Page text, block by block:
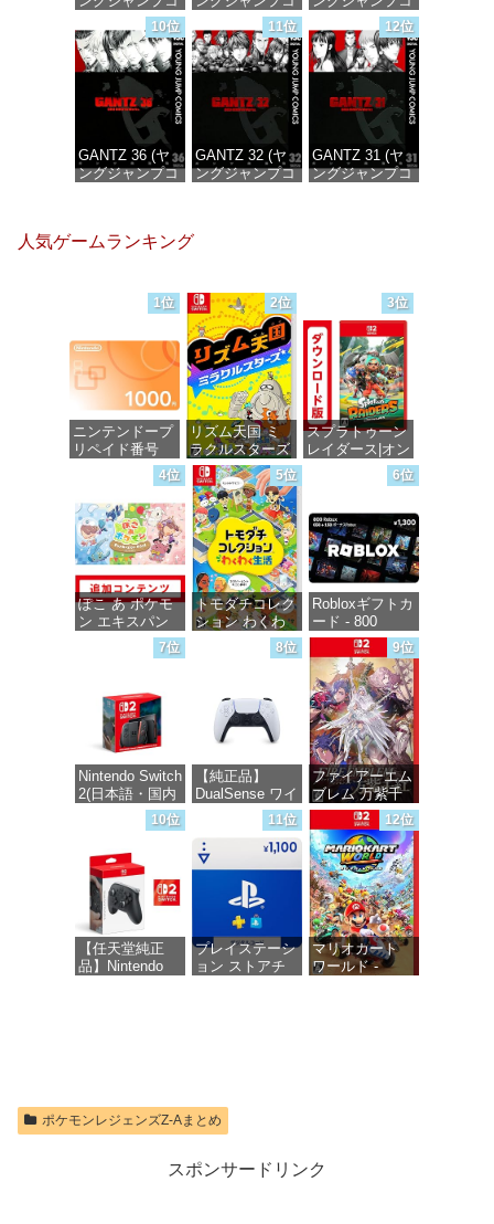
DIGITAL)
価格：¥100
DIGITAL)
価格：¥100
DIGITAL)
価格：¥100
10位
GANTZ 36 (ヤ
ングジャンプコ
価格：¥100
11位
GANTZ 32 (ヤ
ングジャンプコ
12位
GANTZ 31 (ヤ
ングジャンプコ
人気ゲームランキング
1位
ニンテンドープ
リペイド番号
1000円|オンラ
インコード版
価格：¥1,000
2位
リズム天国 ミ
ラクルスターズ
-Switch
価格：¥5,595
3位
スプラトゥーン
レイダース|オン
ラインコード版
4位
ぽこ あ ポケモ
ン エキスパン
ションパス|オン
ラインコード版
価格：¥4,400
5位
トモダチコレク
ション わくわ
く生活 -Switch
6位
Robloxギフトカ
ード - 800
Robux 【限定バ
ーチャルアイテ
ムを含む】
【オンラインゲ
ームコード】
ロブロックス |
オンラインコー
ド版
価格：¥1,300
7位
Nintendo Switch
2(日本語・国内
8位
【純正品】
DualSense ワイ
ヤレスコントロ
ーラー(CFI-
ZCT2J)
価格：¥10,737
9位
ファイアーエム
ブレム 万紫千
紅 -Switch2
価格：¥8,979
10位
【任天堂純正
品】Nintendo
梱
11位
プレイステーシ
ョン ストアチ
12位
マリオカート
ワールド -
ポケモンレジェンズZ-Aまとめ
スポンサードリンク